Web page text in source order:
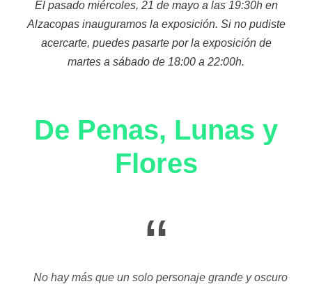
El pasado miércoles, 21 de mayo a las 19:30h en
Alzacopas inauguramos la exposición. Si no pudiste
acercarte, puedes pasarte por la exposición de
martes a sábado de 18:00 a 22:00h.
De Penas, Lunas y
Flores
“
No hay más que un solo personaje grande y oscuro